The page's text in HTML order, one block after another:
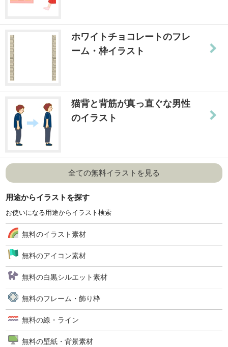
ホワイトチョコレートのフレ
ーム・枠イラスト
猫背と背筋が真っ直ぐな男性
のイラスト
全ての無料イラストを見る
用途からイラストを探す
お使いになる用途からイラスト検索
無料のイラスト素材
無料のアイコン素材
無料の白黒シルエット素材
無料のフレーム・飾り枠
無料の線・ライン
無料の壁紙・背景素材